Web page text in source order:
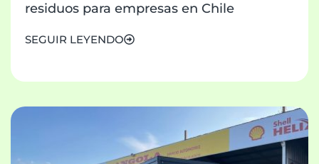
residuos para empresas en Chile
SEGUIR LEYENDO